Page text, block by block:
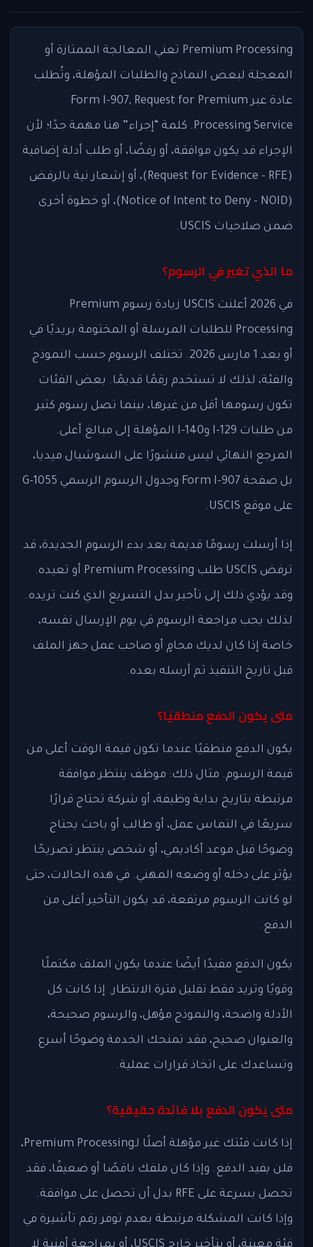
Premium Processing تعني المعالجة الممتازة أو
المعجلة لبعض النماذج والطلبات المؤهلة، وتُطلب
عادة عبر Form I-907, Request for Premium
Processing Service. كلمة “إجراء” هنا مهمة جدًا؛ لأن
الإجراء قد يكون موافقة، أو رفضًا، أو طلب أدلة إضافية
(Request for Evidence - RFE)، أو إشعار نية بالرفض
(Notice of Intent to Deny - NOID)، أو خطوة أخرى
ضمن صلاحيات USCIS.
ما الذي تغير في الرسوم؟
في 2026 أعلنت USCIS زيادة رسوم Premium
Processing للطلبات المرسلة أو المختومة بريديًا في
أو بعد 1 مارس 2026. تختلف الرسوم حسب النموذج
والفئة، لذلك لا تستخدم رقمًا قديمًا. بعض الفئات
تكون رسومها أقل من غيرها، بينما تصل رسوم كثير
من طلبات I-129 وI-140 المؤهلة إلى مبالغ أعلى.
المرجع النهائي ليس منشورًا على السوشيال ميديا،
بل صفحة Form I-907 وجدول الرسوم الرسمي G-1055
على موقع USCIS.
إذا أرسلت رسومًا قديمة بعد بدء الرسوم الجديدة، قد
ترفض USCIS طلب Premium Processing أو تعيده.
وقد يؤدي ذلك إلى تأخير بدل التسريع الذي كنت تريده.
لذلك يجب مراجعة الرسوم في يوم الإرسال نفسه،
خاصة إذا كان لديك محامٍ أو صاحب عمل جهز الملف
قبل تاريخ التنفيذ ثم أرسله بعده.
متى يكون الدفع منطقيًا؟
يكون الدفع منطقيًا عندما تكون قيمة الوقت أعلى من
قيمة الرسوم. مثال ذلك: موظف ينتظر موافقة
مرتبطة بتاريخ بداية وظيفة، أو شركة تحتاج قرارًا
سريعًا في التماس عمل، أو طالب أو باحث يحتاج
وضوحًا قبل موعد أكاديمي، أو شخص ينتظر تصريحًا
يؤثر على دخله أو وضعه المهني. في هذه الحالات، حتى
لو كانت الرسوم مرتفعة، قد يكون التأخير أغلى من
الدفع.
يكون الدفع مفيدًا أيضًا عندما يكون الملف مكتملًا
وقويًا وتريد فقط تقليل فترة الانتظار. إذا كانت كل
الأدلة واضحة، والنموذج مؤهل، والرسوم صحيحة،
والعنوان صحيح، فقد تمنحك الخدمة وضوحًا أسرع
وتساعدك على اتخاذ قرارات عملية.
متى يكون الدفع بلا فائدة حقيقية؟
إذا كانت فئتك غير مؤهلة أصلًا لـPremium Processing،
فلن يفيد الدفع. وإذا كان ملفك ناقصًا أو ضعيفًا، فقد
تحصل بسرعة على RFE بدل أن تحصل على موافقة.
وإذا كانت المشكلة مرتبطة بعدم توفر رقم تأشيرة في